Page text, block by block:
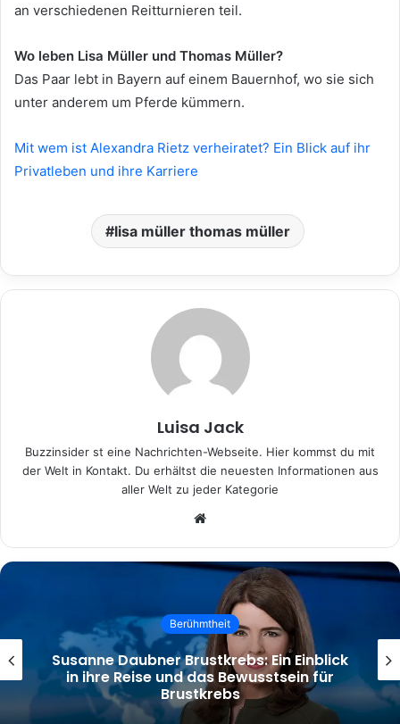
an verschiedenen Reitturnieren teil.
Wo leben Lisa Müller und Thomas Müller?
Das Paar lebt in Bayern auf einem Bauernhof, wo sie sich
unter anderem um Pferde kümmern.
Mit wem ist Alexandra Rietz verheiratet? Ein Blick auf ihr
Privatleben und ihre Karriere
lisa müller thomas müller
Luisa Jack
Buzzinsider st eine Nachrichten-Webseite. Hier kommst du mit
der Welt in Kontakt. Du erhältst die neuesten Informationen aus
aller Welt zu jeder Kategorie
Website
Berühmtheit
Daniel Aminati: Ein Einblick in Leben und
Karriere